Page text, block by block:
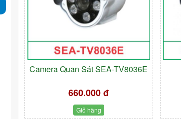
Camera Quan Sát SEA-TV8036E
660.000 đ
Giỏ hàng